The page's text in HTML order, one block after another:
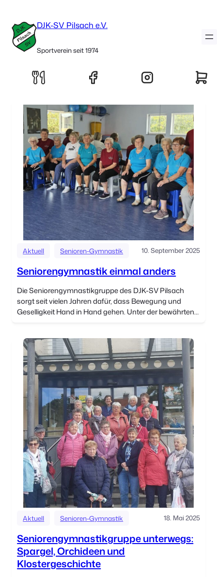
DJK-SV Pilsach e.V.
Sportverein seit 1974
Kategorie:Senioren-Gymnastik
Aktuell Senioren-Gymnastik 10. September 2025
Seniorengymnastik einmal anders
Die Seniorengymnastikgruppe des DJK-SV Pilsach
sorgt seit vielen Jahren dafür, dass Bewegung und
Geselligkeit Hand in Hand gehen. Unter der bewährten
Aktuell Senioren-Gymnastik 18. Mai 2025
Seniorengymnastikgruppe unterwegs:
Spargel, Orchideen und
Klostergeschichte